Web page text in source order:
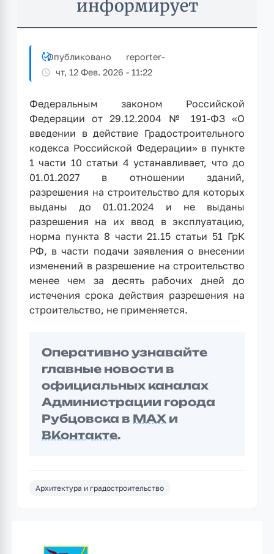
информирует
Опубликовано reporter-
чт, 12 Фев. 2026 - 11:22
Федеральным законом Российской
Федерации от 29.12.2004 № 191-ФЗ «О
введении в действие Градостроительного
кодекса Российской Федерации» в пункте
1 части 10 статьи 4 устанавливает, что до
01.01.2027 в отношении зданий,
разрешения на строительство для которых
выданы до 01.01.2024 и не выданы
разрешения на их ввод в эксплуатацию,
норма пункта 8 части 21.15 статьи 51 ГрК
РФ, в части подачи заявления о внесении
изменений в разрешение на строительство
менее чем за десять рабочих дней до
истечения срока действия разрешения на
строительство, не применяется.
Оперативно узнавайте
главные новости в
официальных каналах
Администрации города
Рубцовска в MAX и
ВКонтакте.
Архитектура и градостроительство